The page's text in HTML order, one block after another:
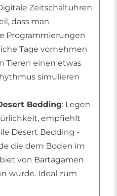
Zeitschaltuhren
dass man
Programmierungen
Tage vornehmen
Tieren einen etwas
simulieren
Bedding: Legen
empfiehlt
Desert Bedding -
die dem Boden im
von Bartagamen
wurde. Ideal zum